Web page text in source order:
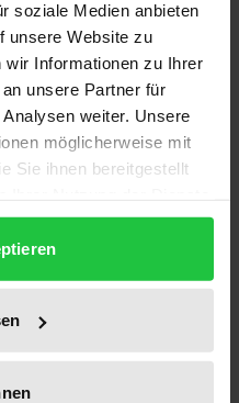
soziale Medien anbieten
unsere Website zu
wir Informationen zu Ihrer
unsere Partner für
weiter. Unsere
möglicherweise mit
Sie ihnen bereitgestellt